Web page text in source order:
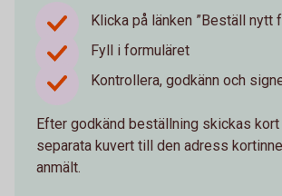
Klicka på länken ”Beställ nytt
Fyll i formuläret
Kontrollera, godkänn och
Efter godkänd beställning skickas
separata kuvert till den adress
anmält.